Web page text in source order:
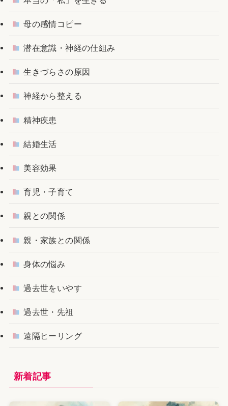
母の感情コピー
潜在意識・神経の仕組み
生きづらさの原因
神経から整える
精神疾患
結婚生活
美容効果
育児・子育て
親との関係
親・家族との関係
身体の悩み
過去世をいやす
過去世・先祖
遠隔ヒーリング
新着記事